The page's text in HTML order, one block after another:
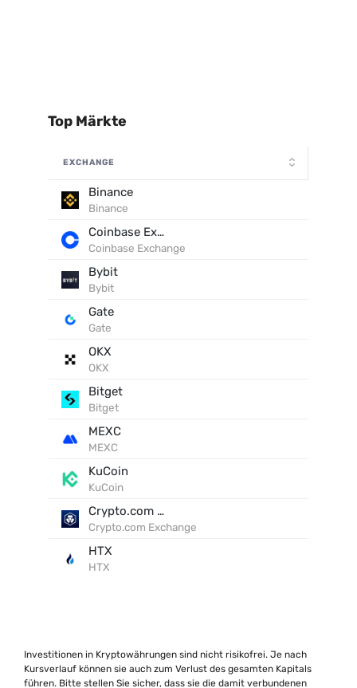
Top Märkte
EXCHANGE
Binance
Binance
Coinbase Exchange
Coinbase Exchange
Bybit
Bybit
Gate
Gate
OKX
OKX
Bitget
Bitget
MEXC
MEXC
KuCoin
KuCoin
Crypto.com Exchange
Crypto.com Exchange
HTX
HTX
Investitionen in Kryptowährungen sind nicht risikofrei. Je nach
Kursverlauf können sie auch zum Verlust des gesamten Kapitals
führen. Bitte stellen Sie sicher, dass sie die damit verbundenen